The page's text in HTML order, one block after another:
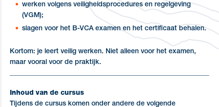
werken volgens veiligheidsprocedures en regelgeving
(VGM);
slagen voor het B-VCA examen en het certificaat behalen.
Kortom: je leert veilig werken. Niet alleen voor het examen,
maar vooral voor de praktijk.
Inhoud van de cursus
Tijdens de cursus komen onder andere de volgende